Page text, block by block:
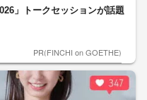
」トークセッションが話題
PR(FINCHI on GOETHE)